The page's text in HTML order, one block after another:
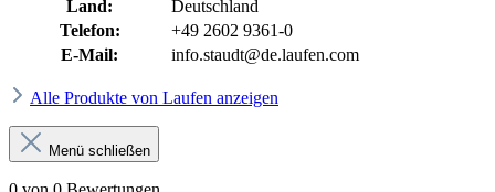
Land:
Deutschland
Telefon:
+49 2602 9361-0
E-Mail:
info.staudt@de.laufen.com
Alle Produkte von Laufen anzeigen
Menü schließen